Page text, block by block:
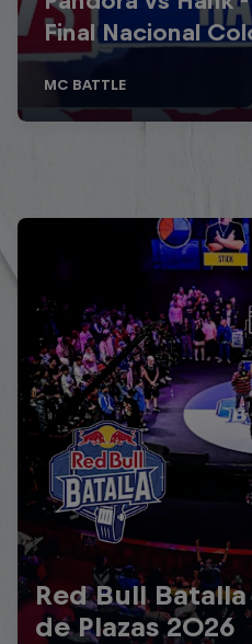
Red Bull
de Plazas 2026